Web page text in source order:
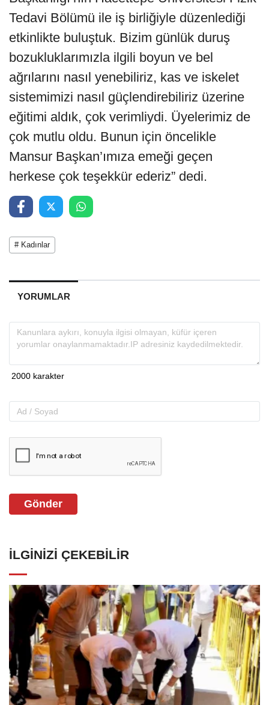
Tedavi Bölümü ile iş birliğiyle düzenlediği
etkinlikte buluştuk. Bizim günlük duruş
bozukluklarımızla ilgili boyun ve bel
ağrılarını nasıl yenebiliriz, kas ve iskelet
sistemimizi nasıl güçlendirebiliriz üzerine
eğitimi aldık, çok verimliydi. Üyelerimiz de
çok mutlu oldu. Bunun için öncelikle
Mansur Başkan’ımıza emeği geçen
herkese çok teşekkür ederiz” dedi.
# Kadınlar
YORUMLAR
Gönder
İLGINIZI ÇEKEBILIR